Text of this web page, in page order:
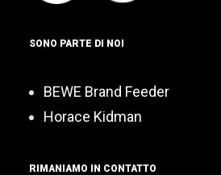
SONO PARTE DI NOI
BEWE Brand Feeder
Horace Kidman
RIMANIAMO IN CONTATTO